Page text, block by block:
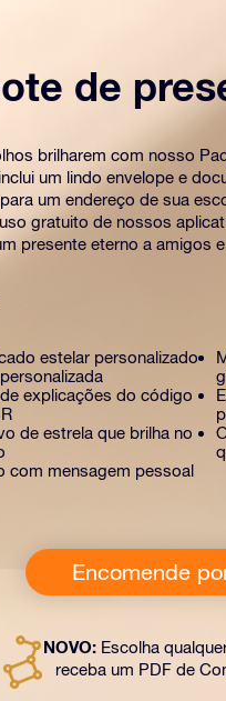
de
brilharem com nosso
um lindo envelope e
um endereço de sua
gratuito de nossos
presente eterno a amigos
estelar personalizado
explicações do código
de estrela que brilha no
com mensagem pessoal
Encomende
NOVO:Escolha
receba um PDF de